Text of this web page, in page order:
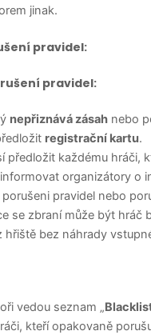
jinak.
pravidel:
pravidel:
nepřiznává zásah nebo
registrační kartu.
předložit každému hráči,
organizátory o
pravidel nebo
se zbraní může být hráč
hřiště bez náhrady
vedou seznam „
kteří opakovaně